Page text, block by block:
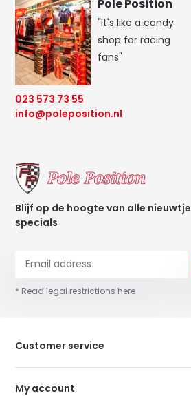
Pole Position
"It's like a candy
shop for racing
fans"
023 573 73 55
info@poleposition.nl
Blijf op de hoogte van alle
specials
* Read legal restrictions here
Customer service
My account